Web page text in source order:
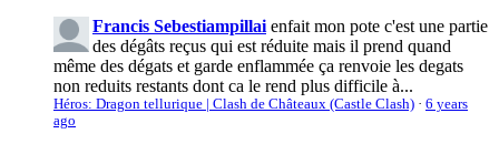
Francis Sebestiampillai enfait mon pote c'est une partie
des dégâts reçus qui est réduite mais il prend quand
même des dégats et garde enflammée ça renvoie les degats
non reduits restants dont ca le rend plus difficile à...
Héros: Dragon tellurique | Clash de Châteaux (Castle Clash) · 6 years
ago